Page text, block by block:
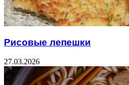
Рисовые лепешки
27.03.2026